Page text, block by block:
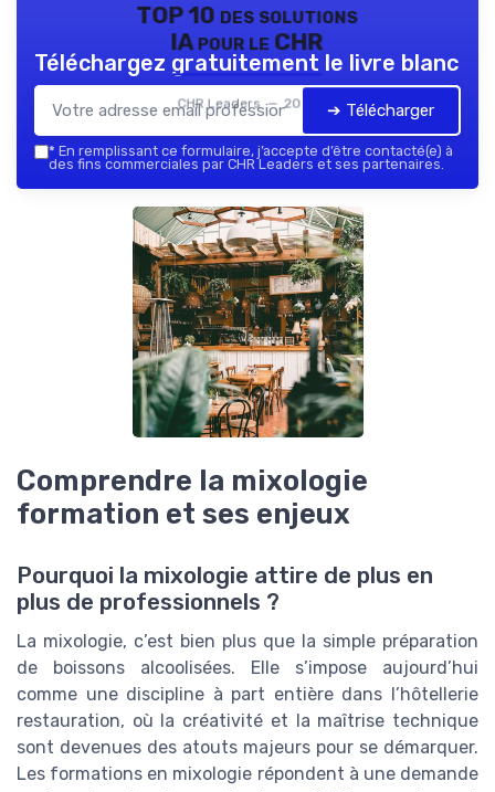
TOP 10 des solutions
IA pour le CHR
CHR Leaders — 2026
Téléchargez gratuitement le livre blanc
➔ Télécharger
* En remplissant ce formulaire, j’accepte d’être contacté(e) à
des fins commerciales par CHR Leaders et ses partenaires.
Comprendre la mixologie
formation et ses enjeux
Pourquoi la mixologie attire de plus en
plus de professionnels ?
La mixologie, c’est bien plus que la simple préparation
de boissons alcoolisées. Elle s’impose aujourd’hui
comme une discipline à part entière dans l’hôtellerie
restauration, où la créativité et la maîtrise technique
sont devenues des atouts majeurs pour se démarquer.
Les formations en mixologie répondent à une demande